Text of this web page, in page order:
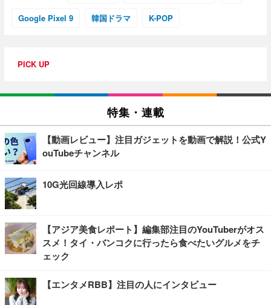
Google Pixel 9 韓国ドラマ K-POP
PICK UP
特集・連載
【動画レビュー】注目ガジェットを動画で解説！公式Y
ouTubeチャンネル
10G光回線導入レポ
【アジア美食レポート】編集部注目のYouTuberがオス
スメ！タイ・バンコクに行ったら食べたいグルメをチ
ェック
【エンタメRBB】注目の人にインタビュー